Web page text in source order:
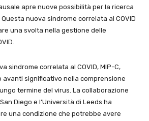
apre nuove possibilità per la ricerca
nuova sindrome correlata al COVID
una svolta nella gestione delle
sindrome correlata al COVID, MIP-C,
significativo nella comprensione
termine del virus. La collaborazione
Diego e l’Università di Leeds ha
una condizione che potrebbe avere